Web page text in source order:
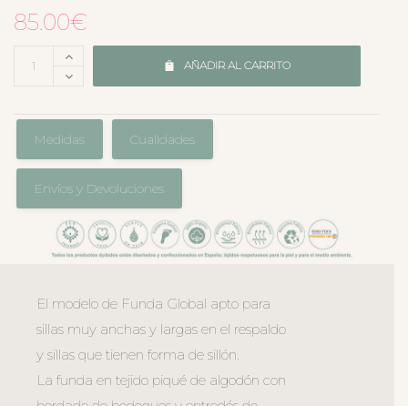
85.00€
AÑADIR AL CARRITO
Medidas Cualidades
Envíos y Devoluciones
El modelo de Funda Global apto para
sillas muy anchas y largas en el respaldo
y sillas que tienen forma de sillón.
La funda en tejido piqué de algodón con